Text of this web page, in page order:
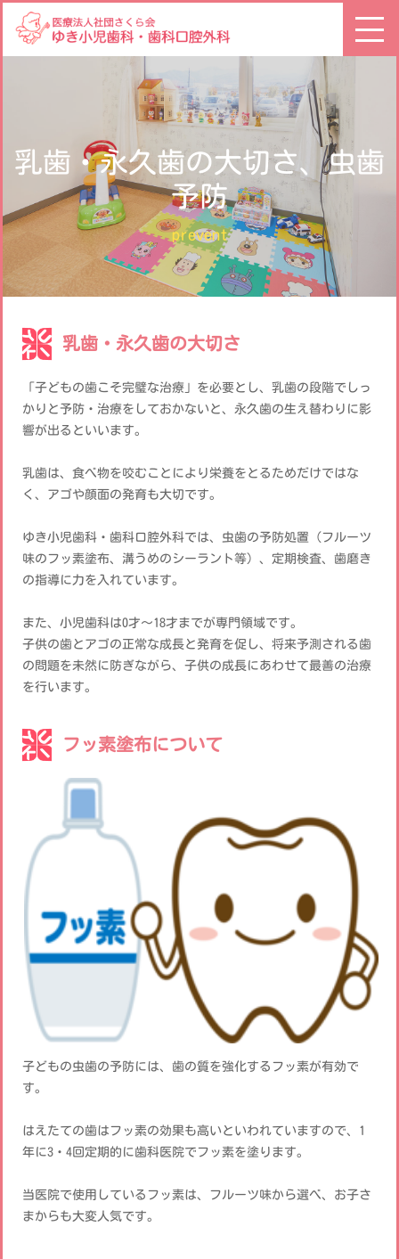
乳歯・永久歯の大切さ、虫歯
予防
prevent
乳歯・永久歯の大切さ
「子どもの歯こそ完璧な治療」を必要とし、乳歯の段階でしっ
かりと予防・治療をしておかないと、永久歯の生え替わりに影
響が出るといいます。
乳歯は、食べ物を咬むことにより栄養をとるためだけではな
く、アゴや顔面の発育も大切です。
ゆき小児歯科・歯科口腔外科では、虫歯の予防処置（フルーツ
味のフッ素塗布、溝うめのシーラント等）、定期検査、歯磨き
の指導に力を入れています。
また、小児歯科は0才～18才までが専門領域です。
子供の歯とアゴの正常な成長と発育を促し、将来予測される歯
の問題を未然に防ぎながら、子供の成長にあわせて最善の治療
を行います。
フッ素塗布について
子どもの虫歯の予防には、歯の質を強化するフッ素が有効で
す。
はえたての歯はフッ素の効果も高いといわれていますので、1
年に3・4回定期的に歯科医院でフッ素を塗ります。
当医院で使用しているフッ素は、フルーツ味から選べ、お子さ
まからも大変人気です。